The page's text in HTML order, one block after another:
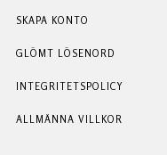
SKAPA KONTO
GLÖMT LÖSENORD
INTEGRITETSPOLICY
ALLMÄNNA VILLKOR